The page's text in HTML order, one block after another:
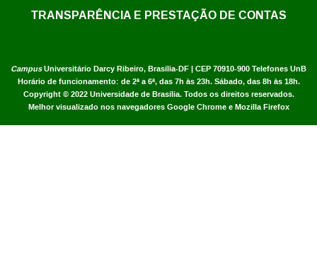
CampusUniversitário Darcy Ribeiro, Brasília-DF | CEP 70910-900 Telefones UnB
Horário de funcionamento: de 2ª a 6ª, das 7h às 23h. Sábado, das 8h às 18h.
Copyright © 2022 Universidade de Brasília. Todos os direitos reservados.
Melhor visualizado nos navegadores Google Chrome e Mozilla Firefox
TRANSPARÊNCIA E PRESTAÇÃO DE CONTAS